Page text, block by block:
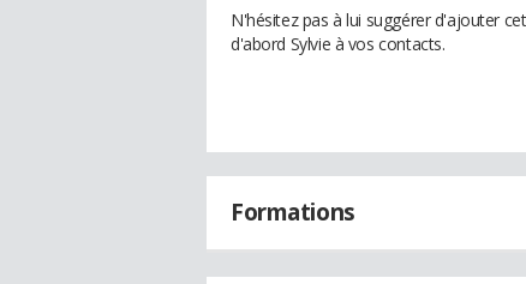
N'hésitez pas à lui suggérer d'ajouter
d'abord Sylvie à vos contacts.
Formations